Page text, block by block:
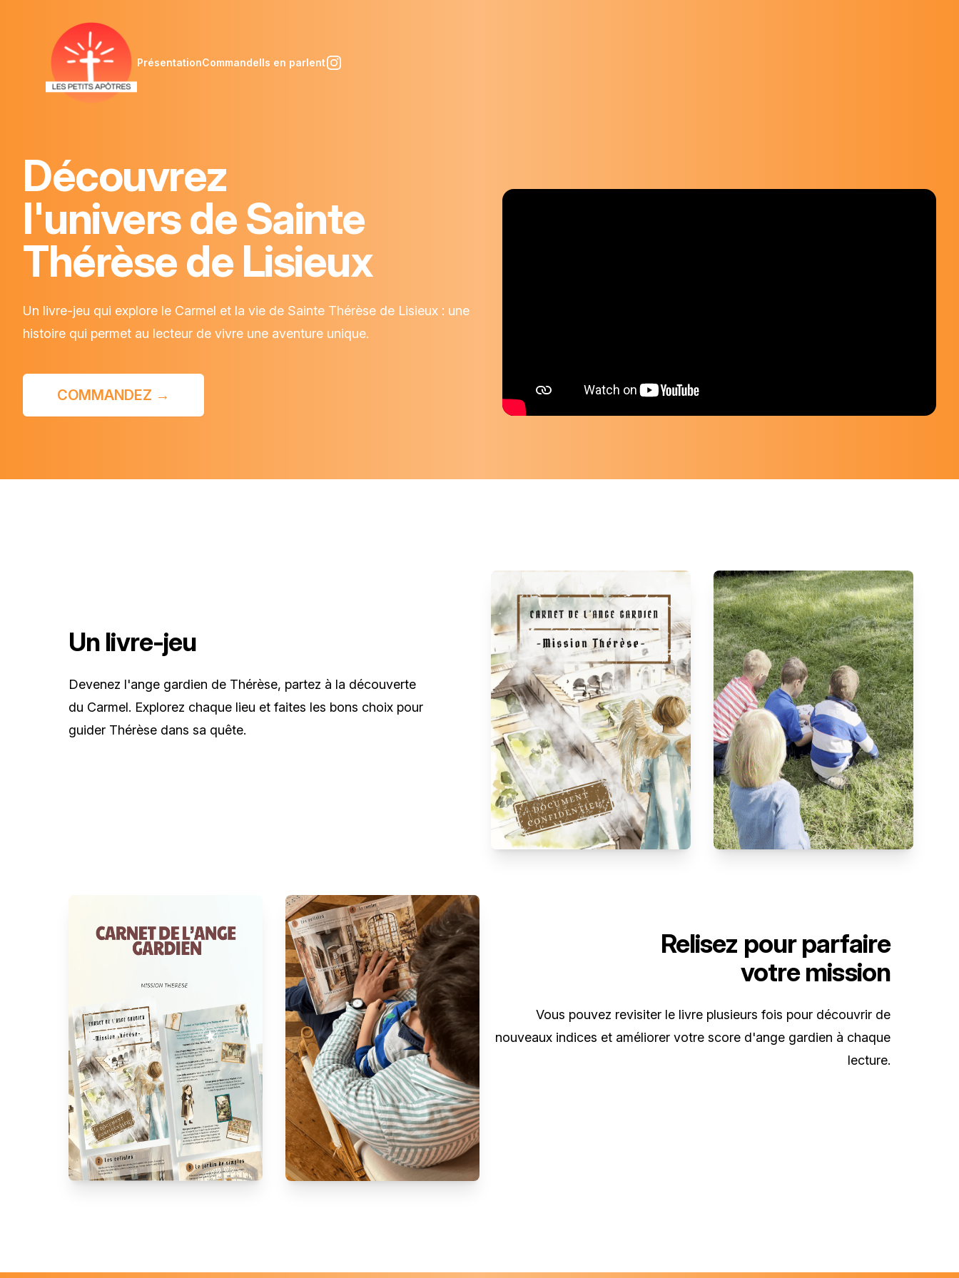
Les petits apotres
PrésentationCommandeIls en parlent
Découvrez
l'univers de Sainte
Thérèse de Lisieux
Un livre-jeu qui explore le Carmel et la vie de Sainte Thérèse de Lisieux : une
histoire qui permet au lecteur de vivre une aventure unique.
COMMANDEZ →
Un livre-jeu
Devenez l'ange gardien de Thérèse, partez à la découverte
du Carmel. Explorez chaque lieu et faites les bons choix pour
guider Thérèse dans sa quête.
Relisez pour parfaire
votre mission
Vous pouvez revisiter le livre plusieurs fois pour découvrir de
nouveaux indices et améliorer votre score d'ange gardien à chaque
lecture.